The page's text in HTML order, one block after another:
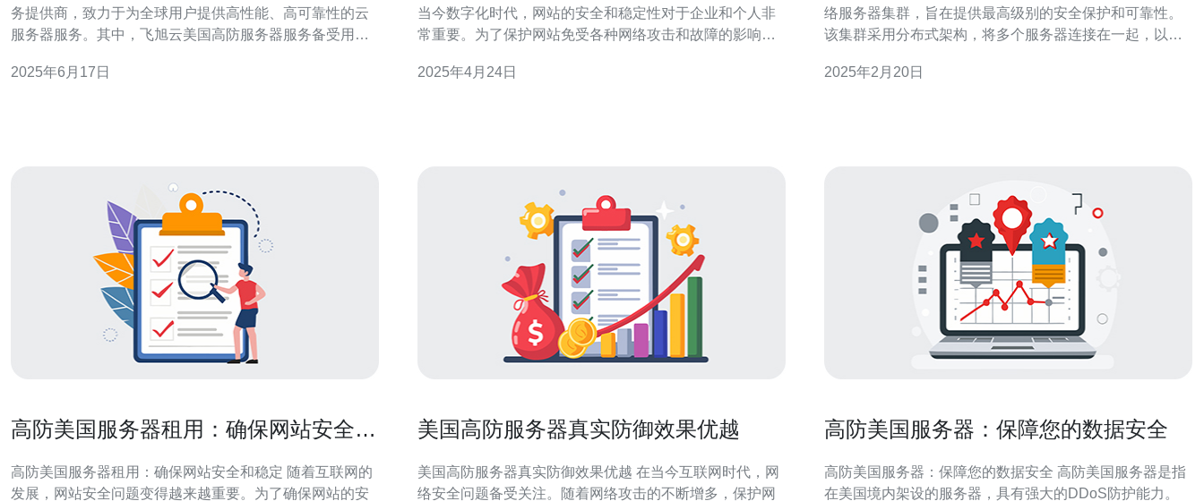
务提供商，致力于为全球用户提供高性能、高可靠性的云
服务器服务。其中，飞旭云美国高防服务器服务备受用户
国高防服务器具有以下优势： 稳定性高：采用最先进的硬
2025年6月17日
当今数字化时代，网站的安全和稳定性对于企业和个人非
常重要。为了保护网站免受各种网络攻击和故障的影响，
选择中，美国的高防高速服务器成为了保障您网站安全稳
2025年4月24日
络服务器集群，旨在提供最高级别的安全保护和可靠性。
该集群采用分布式架构，将多个服务器连接在一起，以分
的防御系统，可以抵御各种网络攻击，如DDoS攻击和黑
2025年2月20日
高防美国服务器租用：确保网站安全和
高防美国服务器租用：确保网站安全和稳定 随着互联网的
发展，网站安全问题变得越来越重要。为了确保网站的安
美国高防服务器真实防御效果优越
美国高防服务器真实防御效果优越 在当今互联网时代，网
络安全问题备受关注。随着网络攻击的不断增多，保护网
高防美国服务器：保障您的数据安全
高防美国服务器：保障您的数据安全 高防美国服务器是指
在美国境内架设的服务器，具有强大的DDoS防护能力。